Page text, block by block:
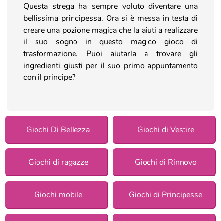
Questa strega ha sempre voluto diventare una
bellissima principessa. Ora si è messa in testa di
creare una pozione magica che la aiuti a realizzare
il suo sogno in questo magico gioco di
trasformazione. Puoi aiutarla a trovare gli
ingredienti giusti per il suo primo appuntamento
con il principe?
Giochi Di Bellezza Giochi di Vestire
Giochi di ragazze Giochi di Rinnovo
Giochi mobile Giochi di Principesse